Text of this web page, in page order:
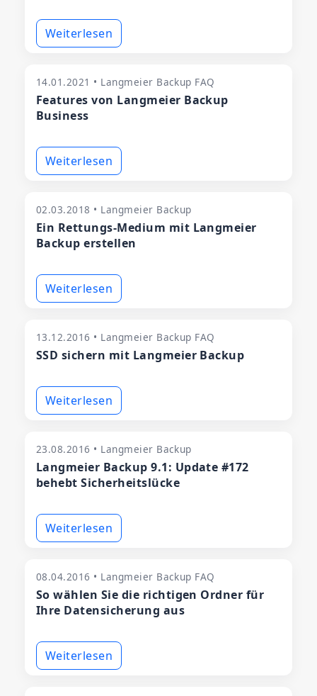
Weiterlesen
14.01.2021 • Langmeier Backup FAQ
Features von Langmeier Backup
Business
Weiterlesen
02.03.2018 • Langmeier Backup
Ein Rettungs-Medium mit Langmeier
Backup erstellen
Weiterlesen
13.12.2016 • Langmeier Backup FAQ
SSD sichern mit Langmeier Backup
Weiterlesen
23.08.2016 • Langmeier Backup
Langmeier Backup 9.1: Update #172
behebt Sicherheitslücke
Weiterlesen
08.04.2016 • Langmeier Backup FAQ
So wählen Sie die richtigen Ordner für
Ihre Datensicherung aus
Weiterlesen